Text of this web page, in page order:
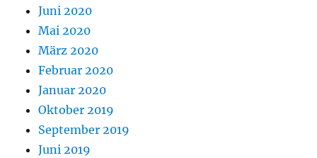
Juni 2020
Mai 2020
März 2020
Februar 2020
Januar 2020
Oktober 2019
September 2019
Juni 2019